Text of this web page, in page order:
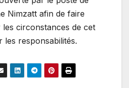
Nimzatt afin de faire
circonstances de cet
les responsabilités.